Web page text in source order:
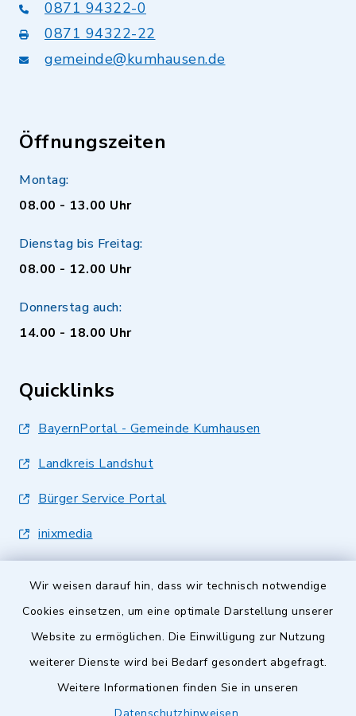
Wir weisen darauf hin, dass wir technisch notwendige
Cookies einsetzen, um eine optimale Darstellung unserer
Website zu ermöglichen. Die Einwilligung zur Nutzung
weiterer Dienste wird bei Bedarf gesondert abgefragt.
Weitere Informationen finden Sie in unseren
0871 94322-0
0871 94322-22
gemeinde@kumhausen.de
Öffnungszeiten
Montag:
08.00 - 13.00 Uhr
Dienstag bis Freitag:
08.00 - 12.00 Uhr
Donnerstag auch:
14.00 - 18.00 Uhr
Quicklinks
BayernPortal - Gemeinde Kumhausen
Landkreis Landshut
Bürger Service Portal
inixmedia
Barrierefreiheit